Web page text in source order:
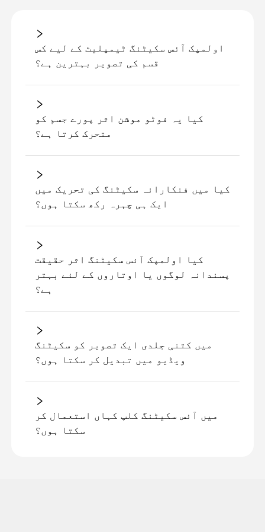
اولمپک آئس سکیٹنگ ٹیمپلیٹ کے لیے کس
قسم کی تصویر بہترین ہے؟
کیا یہ فوٹو موشن اثر پورے جسم کو
متحرک کرتا ہے؟
کیا میں فنکارانہ سکیٹنگ کی تحریک میں
ایک ہی چہرہ رکھ سکتا ہوں؟
کیا اولمپک آئس سکیٹنگ اثر حقیقت
پسندانہ لوگوں یا اوتاروں کے لئے بہتر
ہے؟
میں کتنی جلدی ایک تصویر کو سکیٹنگ
ویڈیو میں تبدیل کر سکتا ہوں؟
میں آئس سکیٹنگ کلپ کہاں استعمال کر
سکتا ہوں؟